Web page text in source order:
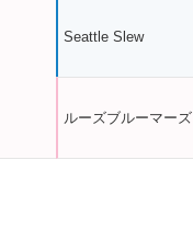
Seattle Slew
ルーズブルーマーズ